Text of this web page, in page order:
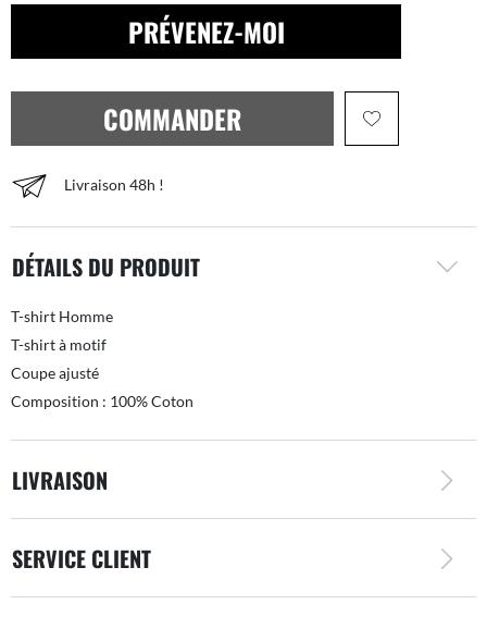
PRÉVENEZ-MOI
COMMANDER
Livraison 48h !
DÉTAILS DU PRODUIT
T-shirt Homme
T-shirt à motif
Coupe ajusté
Composition : 100% Coton
LIVRAISON
SERVICE CLIENT